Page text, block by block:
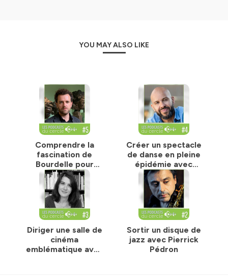
YOU MAY ALSO LIKE
Comprendre la
fascination de
Bourdelle pour
Beethoven avec
Colin Lemoine
Créer un spectacle
de danse en pleine
épidémie avec
Mourad Merzouki
Diriger une salle de
cinéma
emblématique avec
Sortir un disque de
jazz avec Pierrick
Pédron